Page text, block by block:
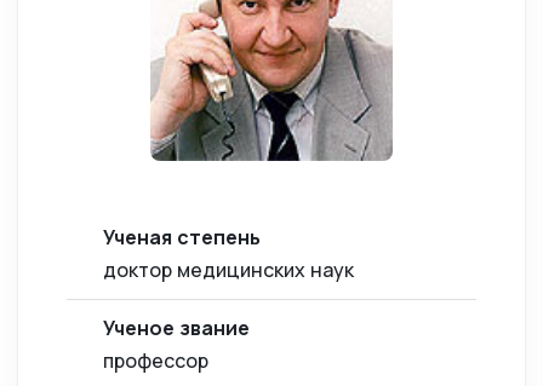
Ученая степень
доктор медицинских наук
Ученое звание
профессор